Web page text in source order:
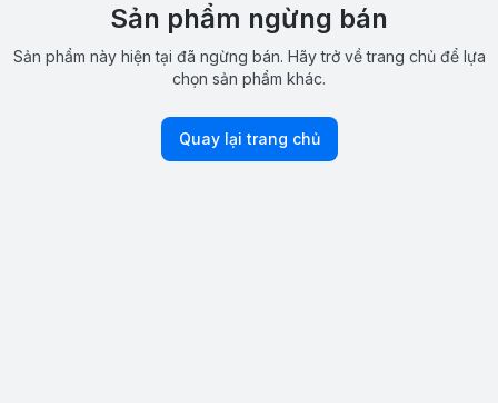
Sản phẩm ngừng bán
Sản phẩm này hiện tại đã ngừng bán. Hãy trở về trang chủ để lựa
chọn sản phẩm khác.
Quay lại trang chủ